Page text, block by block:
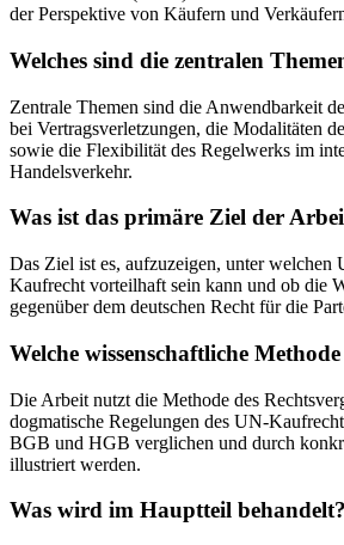
der Perspektive von Käufern und
Welches sind die zentralen
Zentrale Themen sind die Anwendbarkeit
bei Vertragsverletzungen, die Modalitäten
sowie die Flexibilität des Regelwerks im
Handelsverkehr.
Was ist das primäre Ziel der
Das Ziel ist es, aufzuzeigen, unter welchen
Kaufrecht vorteilhaft sein kann und ob die
gegenüber dem deutschen Recht für die
Welche wissenschaftliche
Die Arbeit nutzt die Methode des
dogmatische Regelungen des UN-
BGB und HGB verglichen und durch
illustriert werden.
Was wird im Hauptteil behandelt?